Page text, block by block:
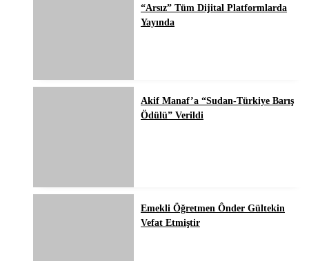
“Arsız” Tüm Dijital Platformlarda
Yayında
Akif Manaf’a “Sudan-Türkiye Barış
Ödülü” Verildi
Emekli Öğretmen Ônder Gültekin
Vefat Etmiştir